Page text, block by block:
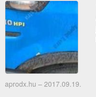
aprodx.hu – 2017.09.19.